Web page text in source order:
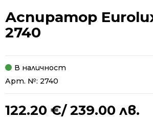
Аспиратор
2740
В наличност
Арт. №: 2740
122.20 €/ 239.00 лв.